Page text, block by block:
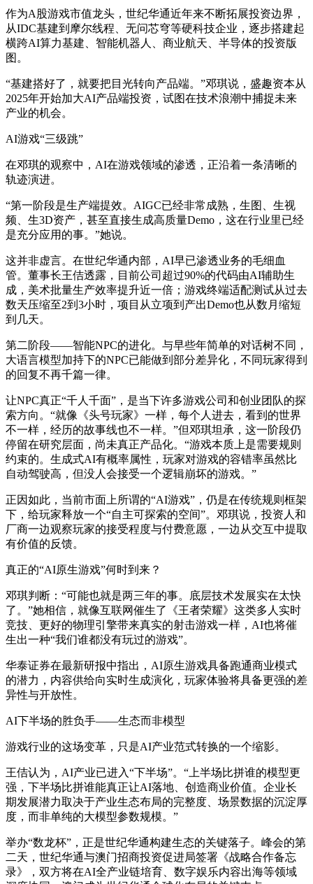
作为A股游戏市值龙头，世纪华通近年来不断拓展投资边界，
从IDC基建到摩尔线程、无问芯穹等硬科技企业，逐步搭建起
横跨AI算力基建、智能机器人、商业航天、半导体的投资版
图。
“基建搭好了，就要把目光转向产品端。”邓琪说，盛趣资本从
2025年开始加大AI产品端投资，试图在技术浪潮中捕捉未来
产业的机会。
AI游戏“三级跳”
在邓琪的观察中，AI在游戏领域的渗透，正沿着一条清晰的
轨迹演进。
“第一阶段是生产端提效。AIGC已经非常成熟，生图、生视
频、生3D资产，甚至直接生成高质量Demo，这在行业里已经
是充分应用的事。”她说。
这并非虚言。在世纪华通内部，AI早已渗透业务的毛细血
管。董事长王佶透露，目前公司超过90%的代码由AI辅助生
成，美术批量生产效率提升近一倍；游戏终端适配测试从过去
数天压缩至2到3小时，项目从立项到产出Demo也从数月缩短
到几天。
第二阶段——智能NPC的进化。与早些年简单的对话树不同，
大语言模型加持下的NPC已能做到部分差异化，不同玩家得到
的回复不再千篇一律。
让NPC真正“千人千面”，是当下许多游戏公司和创业团队的探
索方向。“就像《头号玩家》一样，每个人进去，看到的世界
不一样，经历的故事线也不一样。”但邓琪坦承，这一阶段仍
停留在研究层面，尚未真正产品化。“游戏本质上是需要规则
约束的。生成式AI有概率属性，玩家对游戏的容错率虽然比
自动驾驶高，但没人会接受一个逻辑崩坏的游戏。”
正因如此，当前市面上所谓的“AI游戏”，仍是在传统规则框架
下，给玩家释放一个“自主可探索的空间”。邓琪说，投资人和
厂商一边观察玩家的接受程度与付费意愿，一边从交互中提取
有价值的反馈。
真正的“AI原生游戏”何时到来？
邓琪判断：“可能也就是两三年的事。底层技术发展实在太快
了。”她相信，就像互联网催生了《王者荣耀》这类多人实时
竞技、更好的物理引擎带来真实的射击游戏一样，AI也将催
生出一种“我们谁都没有玩过的游戏”。
华泰证券在最新研报中指出，AI原生游戏具备跑通商业模式
的潜力，内容供给向实时生成演化，玩家体验将具备更强的差
异性与开放性。
AI下半场的胜负手——生态而非模型
游戏行业的这场变革，只是AI产业范式转换的一个缩影。
王佶认为，AI产业已进入“下半场”。“上半场比拼谁的模型更
强，下半场比拼谁能真正让AI落地、创造商业价值。企业长
期发展潜力取决于产业生态布局的完整度、场景数据的沉淀厚
度，而非单纯的大模型参数规模。”
举办“数龙杯”，正是世纪华通构建生态的关键落子。峰会的第
二天，世纪华通与澳门招商投资促进局签署《战略合作备忘
录》，双方将在AI全产业链培育、数字娱乐内容出海等领域